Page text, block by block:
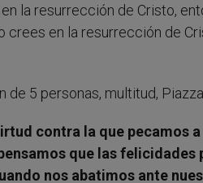
la resurrección de Cristo,
crees en la resurrección de
contra la que pecamos
que las
nos abatimos ante